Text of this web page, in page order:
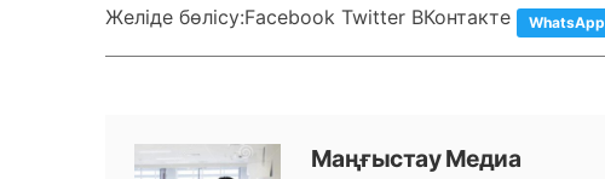
Желіде бөлісу:Facebook Twitter ВКонтакте WhatsApp
Маңғыстау Медиа